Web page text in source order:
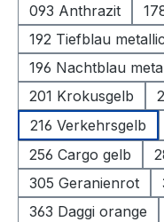
093 Anthrazit
192 Tiefblau metallic
196 Nachtblau
201 Krokusgelb
216 Verkehrsgelb
256 Cargo gelb
305 Geranienrot
363 Daggi orange